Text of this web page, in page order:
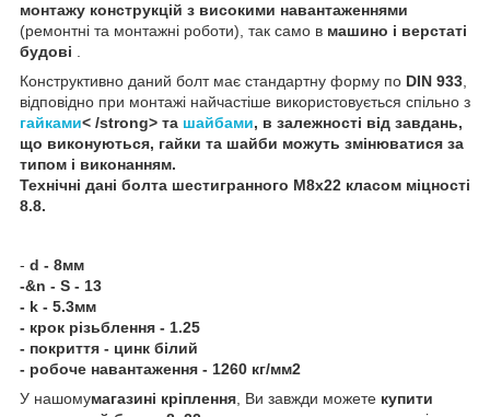
монтажу конструкцій з високими навантаженнями
(ремонтні та монтажні роботи), так само в машино і верстаті
будові .
Конструктивно даний болт має стандартну форму по DIN 933,
відповідно при монтажі найчастіше використовується спільно з
гайками< /strong> та шайбами, в залежності від завдань,
що виконуються, гайки та шайби можуть змінюватися за
типом і виконанням.
Технічні дані болта шестигранного М8х22 класом міцності
8.8.
- d - 8мм
-&n - S - 13
- k - 5.3мм
- крок різьблення - 1.25
- покриття - цинк білий
- робоче навантаження - 1260 кг/мм2
У нашомумагазині кріплення, Ви завжди можете купити